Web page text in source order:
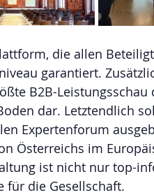
die allen
garantiert.
B2B-Leistungsschau
dar. Letztendlich
Expertenforum
Österreichs im
ist nicht nur top-
für die Gesellschaft.